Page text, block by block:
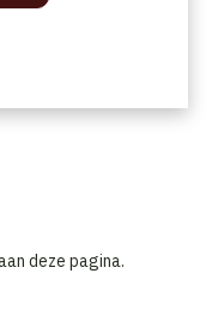
deze pagina.